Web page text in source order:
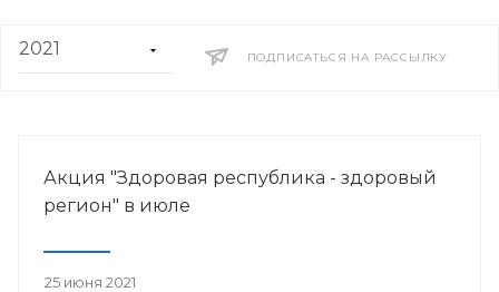
ПОДПИСАТЬСЯ НА РАССЫЛКУ
Акция "Здоровая республика - здоровый
регион" в июле
25 июня 2021